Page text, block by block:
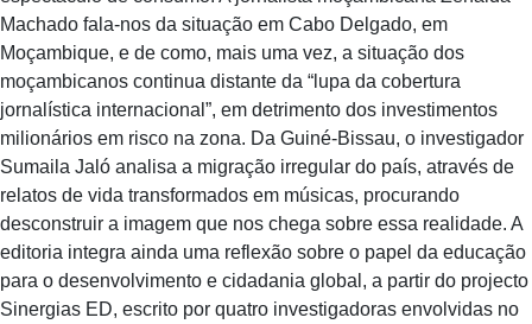
Machado fala-nos da situação em Cabo Delgado, em
Moçambique, e de como, mais uma vez, a situação dos
moçambicanos continua distante da “lupa da cobertura
jornalística internacional”, em detrimento dos investimentos
milionários em risco na zona. Da Guiné-Bissau, o investigador
Sumaila Jaló analisa a migração irregular do país, através de
relatos de vida transformados em músicas, procurando
desconstruir a imagem que nos chega sobre essa realidade. A
editoria integra ainda uma reflexão sobre o papel da educação
para o desenvolvimento e cidadania global, a partir do projecto
Sinergias ED, escrito por quatro investigadoras envolvidas no